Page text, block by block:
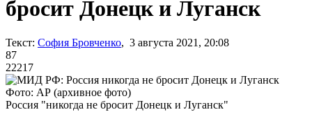
бросит Донецк и Луганск
Текст: София Бровченко, 3 августа 2021, 20:08
87
22217
Фото: АР (архивное фото)
Россия "никогда не бросит Донецк и Луганск"